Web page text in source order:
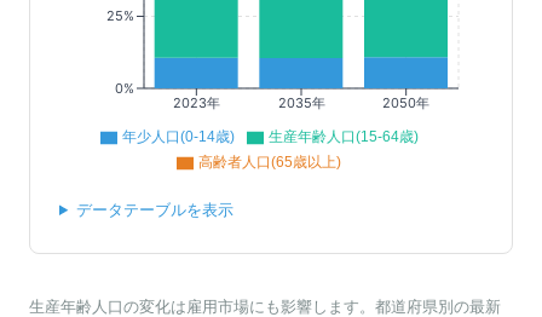
2023年 2035年 2050年
0%
25%
年少人口(0-14歳)
生産年齢人口(15-64歳)
高齢者人口(65歳以上)
データテーブルを表示
生産年齢人口の変化は雇用市場にも影響します。都道府県別の最新